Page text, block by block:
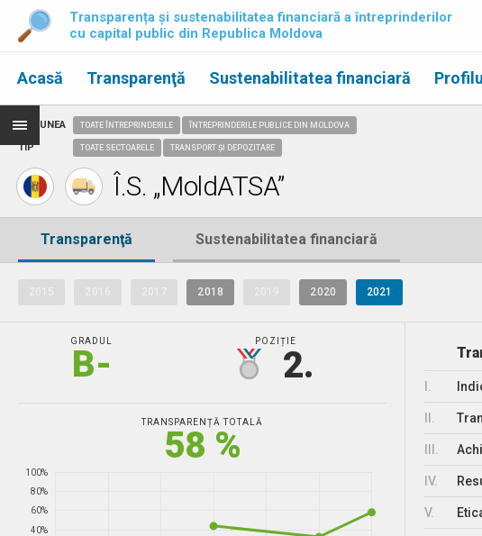
Transparența și sustenabilitatea financiară a întreprinderilor
cu capital public din Republica Moldova
Acasă Transparenţă Sustenabilitatea financiară
REGIUNEA
TIP
TOATE ÎNTREPRINDERILE ÎNTREPRINDERILE PUBLICE DIN MOLDOVA
TOATE SECTOARELE TRANSPORT ȘI DEPOZITARE
Î.S. „MoldATSA”
Transparenţă Sustenabilitatea financiară
2018 2020 2021
GRADUL
B-
POZIȚIE
2.
TRANSPARENȚĂ TOTALĂ
58 %
40%
60%
80%
100%
IV.
V.